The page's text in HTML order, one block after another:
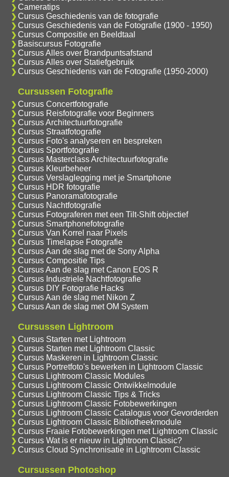
Cameratips
Cursus Geschiedenis van de fotografie
Cursus Geschiedenis van de Fotografie (1900 - 1950)
Cursus Compositie en Beeldtaal
Basiscursus Fotografie
Cursus Alles over Brandpuntsafstand
Cursus Alles over Statiefgebruik
Cursus Geschiedenis van de Fotografie (1950-2000)
Cursussen Fotografie
Cursus Concertfotografie
Cursus Reisfotografie voor Beginners
Cursus Architectuurfotografie
Cursus Straatfotografie
Cursus Foto's analyseren en bespreken
Cursus Sportfotografie
Cursus Masterclass Architectuurfotografie
Cursus Kleurbeheer
Cursus Verslaglegging met je Smartphone
Cursus HDR fotografie
Cursus Panoramafotografie
Cursus Nachtfotografie
Cursus Fotograferen met een Tilt-Shift objectief
Cursus Smartphonefotografie
Cursus Van Korrel naar Pixels
Cursus Timelapse Fotografie
Cursus Aan de slag met de Sony Alpha
Cursus Compositie Tips
Cursus Aan de slag met Canon EOS R
Cursus Industriele Nachtfotografie
Cursus DIY Fotografie Hacks
Cursus Aan de slag met Nikon Z
Cursus Aan de slag met OM System
Cursussen Lightroom
Cursus Starten met Lightroom
Cursus Starten met Lightroom Classic
Cursus Maskeren in Lightroom Classic
Cursus Portretfoto's bewerken in Lightroom Classic
Cursus Lightroom Classic Modules
Cursus Lightroom Classic Ontwikkelmodule
Cursus Lightroom Classic Tips & Tricks
Cursus Lightroom Classic Fotobewerkingen
Cursus Lightroom Classic Catalogus voor Gevorderden
Cursus Lightroom Classic Bibliotheekmodule
Cursus Fraaie Fotobewerkingen met Lightroom Classic
Cursus Wat is er nieuw in Lightroom Classic?
Cursus Cloud Synchronisatie in Lightroom Classic
Cursussen Photoshop